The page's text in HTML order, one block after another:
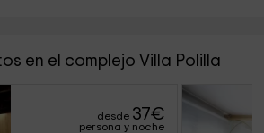
en el complejo Villa Polilla
desde 37€
persona y noche